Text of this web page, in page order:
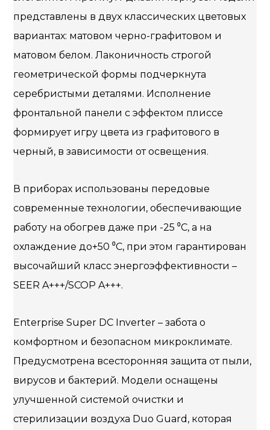
представлены в двух классических цветовых
вариантах: матовом черно-графитовом и
матовом белом. Лаконичность строгой
геометрической формы подчеркнута
серебристыми деталями. Исполнение
фронтальной панели с эффектом плиссе
формирует игру цвета из графитового в
черный, в зависимости от освещения.
В приборах использованы передовые
современные технологии, обеспечивающие
работу на обогрев даже при -25 ⁰С, а на
охлаждение до+50 ⁰С, при этом гарантирован
высочайший класс энергоэффективности –
SEER A+++/SCOP A+++.
Enterprise Super DC Inverter – забота о
комфортном и безопасном микроклимате.
Предусмотрена всесторонняя защита от пыли,
вирусов и бактерий. Модели оснащены
улучшенной системой очистки и
стерилизации воздуха Duo Guard, которая